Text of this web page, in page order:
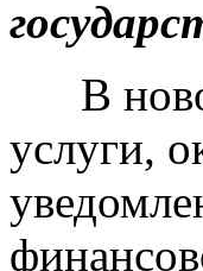
В
услуги,